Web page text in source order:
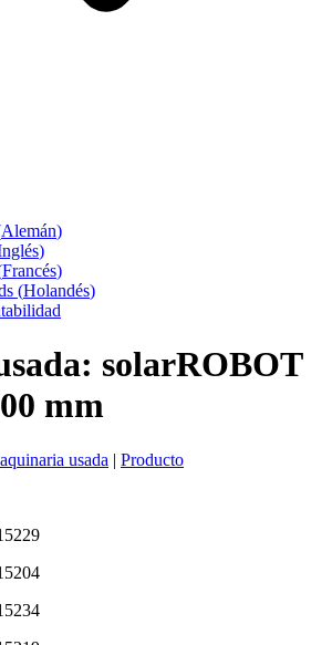
Alemán)
)
Francés)
(Holandés)
solarROBOT
mm
usada | Producto